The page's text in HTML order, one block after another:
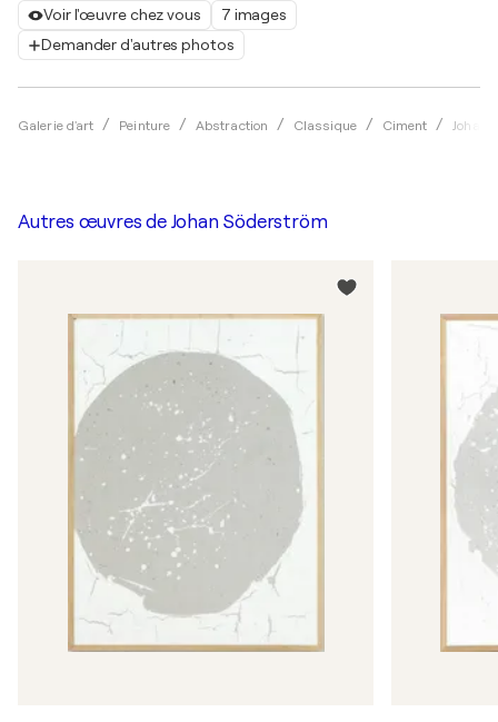
Voir l'œuvre chez vous
7 images
Demander d'autres photos
Galerie d'art Peinture Abstraction Classique Ciment Johan
Autres œuvres de Johan Söderström